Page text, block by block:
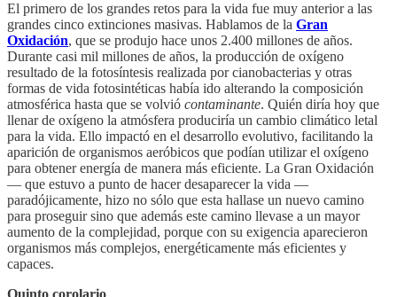
El primero de los grandes retos para la vida fue muy anterior a las
grandes cinco extinciones masivas. Hablamos de la Gran
Oxidación, que se produjo hace unos 2.400 millones de años.
Durante casi mil millones de años, la producción de oxígeno
resultado de la fotosíntesis realizada por cianobacterias y otras
formas de vida fotosintéticas había ido alterando la composición
atmosférica hasta que se volvió contaminante. Quién diría hoy que
llenar de oxígeno la atmósfera produciría un cambio climático letal
para la vida. Ello impactó en el desarrollo evolutivo, facilitando la
aparición de organismos aeróbicos que podían utilizar el oxígeno
para obtener energía de manera más eficiente. La Gran Oxidación
— que estuvo a punto de hacer desaparecer la vida —
paradójicamente, hizo no sólo que esta hallase un nuevo camino
para proseguir sino que además este camino llevase a un mayor
aumento de la complejidad, porque con su exigencia aparecieron
organismos más complejos, energéticamente más eficientes y
capaces.